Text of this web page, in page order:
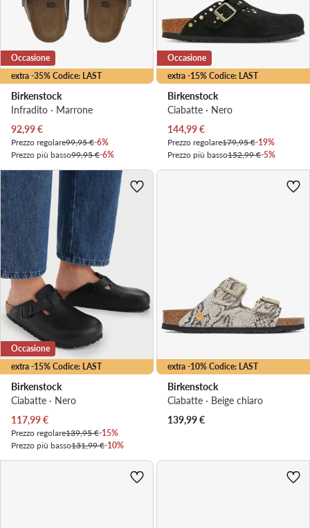
extra -35% Codice: LAST
Occasione
Birkenstock
Infradito · Marrone
Prezzo attuale
92,99€
Prezzo regolare99,95 €-6%
Prezzo più basso99,95 €-6%
extra -15% Codice: LAST
Occasione
Birkenstock
Ciabatte · Nero
Prezzo attuale
144,99€
Prezzo regolare179,95 €-19%
Prezzo più basso152,99 €-5%
extra -15% Codice: LAST
Occasione
Birkenstock
Ciabatte · Nero
Prezzo attuale
117,99€
Prezzo regolare139,95 €-15%
Prezzo più basso131,99 €-10%
extra -10% Codice: LAST
Birkenstock
Ciabatte · Beige chiaro
139,99€